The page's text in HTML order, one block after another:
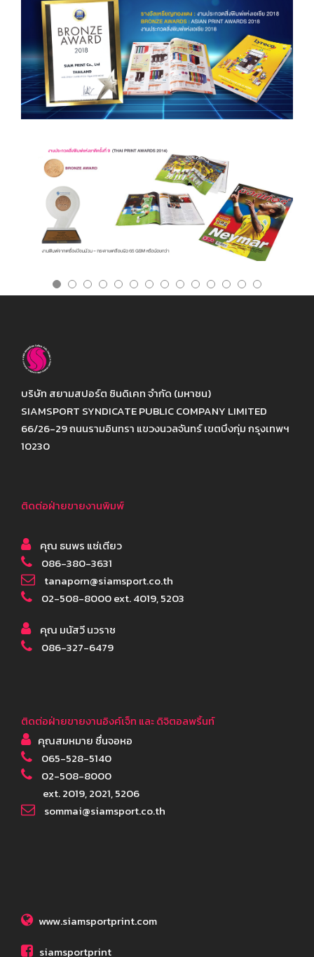
บริษัท สยามสปอร์ต ซินดิเคท จำกัด (มหาชน)
SIAMSPORT SYNDICATE PUBLIC COMPANY LIMITED
66/26-29 ถนนรามอินทรา แขวงนวลจันทร์ เขตบึงกุ่ม กรุงเทพฯ
10230
ติดต่อฝ่ายขายงานพิมพ์
คุณ ธนพร แซ่เตียว
086-380-3631
tanaporn@siamsport.co.th
02-508-8000 ext. 4019, 5203
คุณ มนัสวี นวราช
086-327-6479
ติดต่อฝ่ายขายงานอิงค์เจ็ท และ ดิจิตอลพริ้นท์
คุณสมหมาย ชื่นจอหอ
065-528-5140
02-508-8000
ext. 2019, 2021, 5206
sommai@siamsport.co.th
www.siamsportprint.com
siamsportprint